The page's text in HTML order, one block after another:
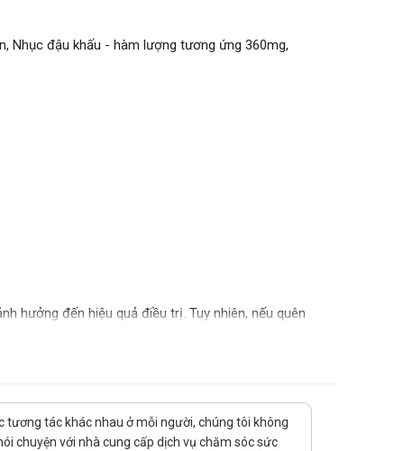
Nhục đậu khấu - hàm lượng tương ứng 360mg,
hưởng đến hiệu quả điều trị. Tuy nhiên, nếu quên
ảnh hưởng tới tác dụng của sản phẩm.
ngộ độc. Vì thế cần thận trọng khi dùng thuốc, chú
cần báo ngay cho bác sĩ điều trị đồng thời đưa
tương tác khác nhau ở mỗi người, chúng tôi không
chuyện với nhà cung cấp dịch vụ chăm sóc sức